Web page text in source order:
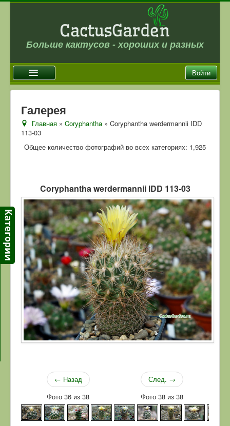
Больше кактусов - хороших и разных
Войти
Новости
Галерея
Магазин
Отзывы
Ссылки
Контакты
Галерея
Главная »Coryphantha » Coryphantha werdermannii IDD
113-03
Общее количество фотографий во всех категориях: 1,925
Coryphantha werdermannii IDD 113-03
← Назад
Фото 36 из 38
След. →
Фото 38 из 38